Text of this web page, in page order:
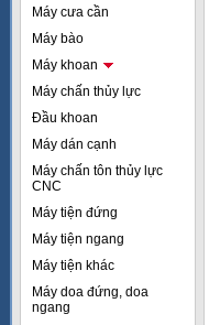
Máy cưa cần
Máy bào
Máy khoan
Máy chấn thủy lực
Đầu khoan
Máy dán cạnh
Máy chấn tôn thủy lực
CNC
Máy tiện đứng
Máy tiện ngang
Máy tiện khác
Máy doa đứng, doa
ngang